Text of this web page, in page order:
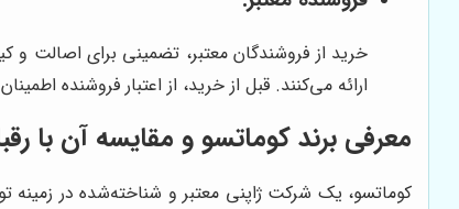
خرید از فروشندگان معتبر، تضمینی برای اصالت
ارائه می‌کنند. قبل از خرید، از اعتبار فروشنده
معرفی برند کوماتسو و مقایسه آن با
کوماتسو، یک شرکت ژاپنی معتبر و شناخته‌شده در